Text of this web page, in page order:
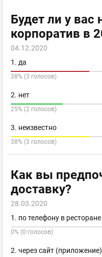
Будет ли у вас
корпоратив в
04.12.2020
1. да
38% (3 голосов)
2. нет
25% (2 голосов)
3. неизвестно
38% (3 голосов)
Как вы
доставку?
28.03.2020
1. по телефону в ресторане
0% (0 голосов)
2. через сайт